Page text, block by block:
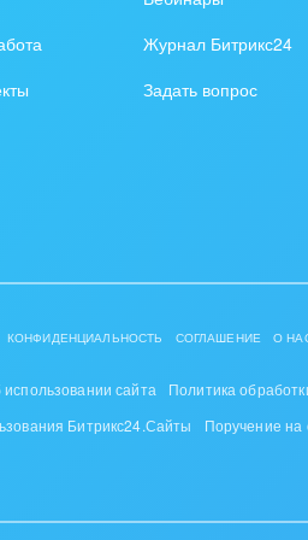
и CRM
медицины
Журнал Битрикс24
Задать вопрос
КОНФИДЕНЦИАЛЬНОСТЬ СОГЛАШЕНИЕ О
сайта
Политика
Битрикс24.Сайты
Поручение на